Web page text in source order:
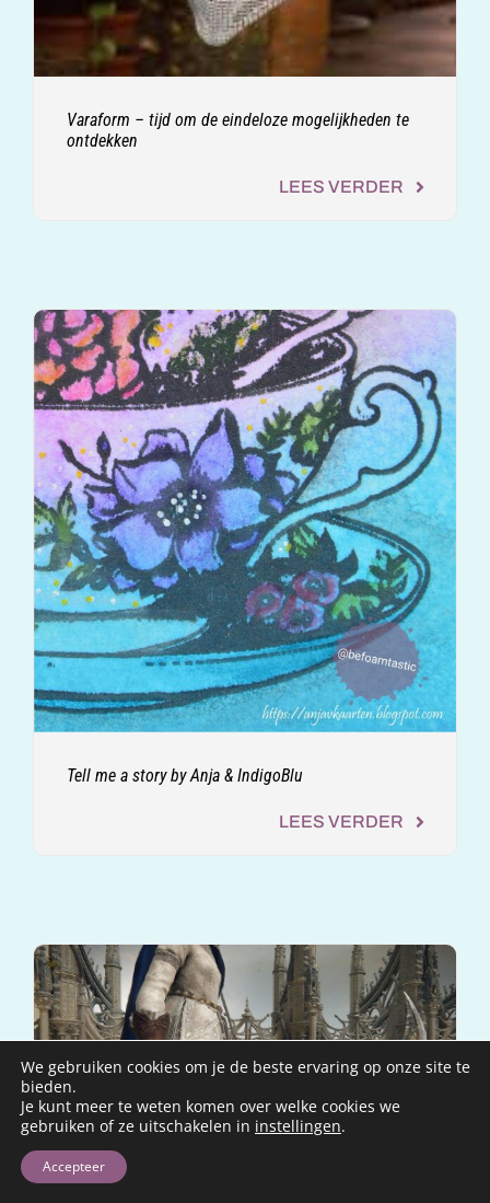
Varaform – tijd om de eindeloze mogelijkheden te
ontdekken
LEES VERDER
Tell me a story by Anja & IndigoBlu
LEES VERDER
We gebruiken cookies om je de beste ervaring op onze site te
bieden.
Je kunt meer te weten komen over welke cookies we
gebruiken of ze uitschakelen in instellingen.
Accepteer